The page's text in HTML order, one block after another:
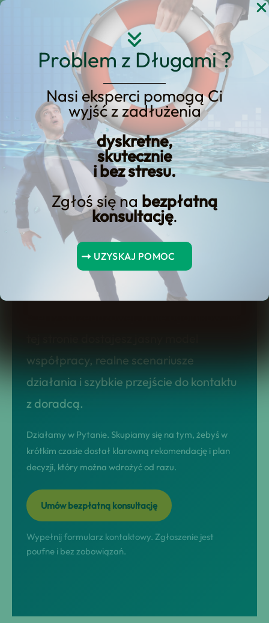
Problem z Długami ?
Nasi eksperci pomogą Ci
wyjść z zadłużenia
dyskretne,
skutecznie
i bez stresu.
Zgłoś się na bezpłatną
konsultację.
UZYSKAJ POMOC
Przejdź
KREDYT123.PL – OFERTA SPRZEDAŻOWA
Od którego dnia liczyć
się będą odsetki od
pożyczki? – Odpowiedź
na pytanie
Jeśli rozważasz od którego dnia liczyć się
będą odsetki od pożyczki? – odpowiedź
na pytanie, potrzebujesz konkretnej
współpracy, realne scenariusze
działania i szybkie przejście do kontaktu
z doradcą.
Działamy w Pytanie. Skupiamy się na tym, żebyś w
krótkim czasie dostał klarowną rekomendację i plan
decyzji, który można wdrożyć od razu.
Umów bezpłatną konsultację
Wypełnij formularz kontaktowy. Zgłoszenie jest
poufne i bez zobowiązań.